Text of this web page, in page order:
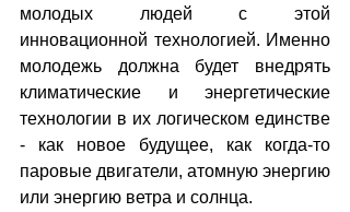
молодых людей с этой
инновационной технологией. Именно
молодежь должна будет внедрять
климатические и энергетические
технологии в их логическом единстве
- как новое будущее, как когда-то
паровые двигатели, атомную энергию
или энергию ветра и солнца.